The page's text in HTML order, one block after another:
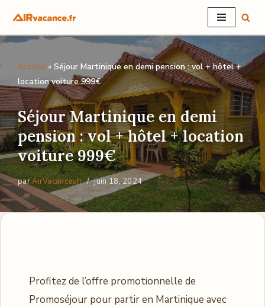
Aller
contenu
Accueil » Séjour Martinique en demi pension : vol + hôtel +
location voiture 999€
Séjour Martinique en demi
pension : vol + hôtel + location
voiture 999€
parAirVacancesfr juin 18, 2024
Profitez de l’offre promotionnelle de
Promoséjour pour partir en Martinique avec